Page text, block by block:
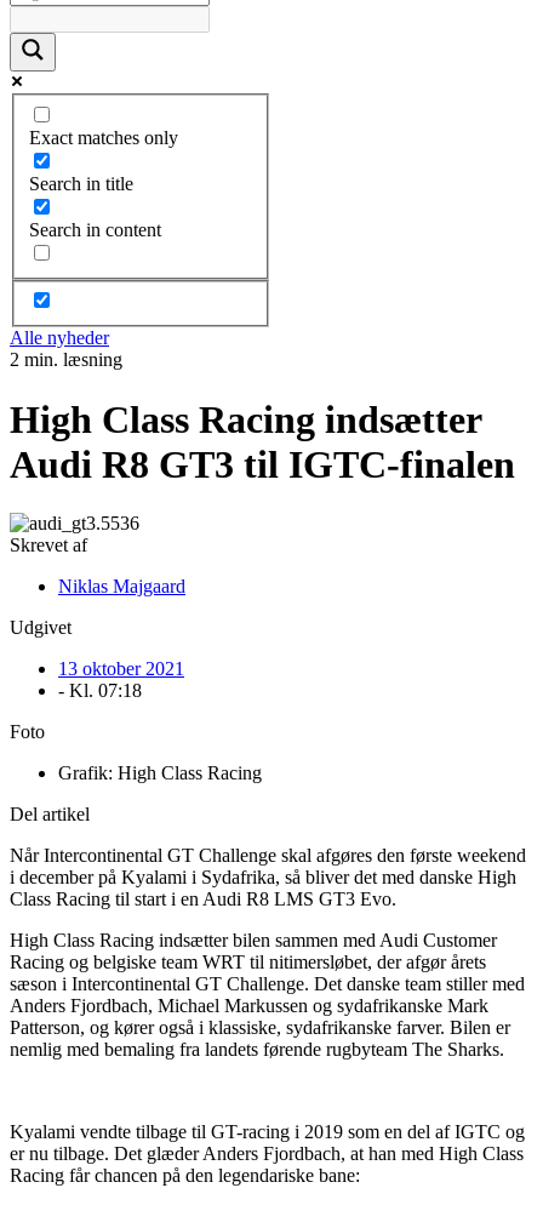
Exact matches only
Search in title
Search in content
Alle nyheder
2 min. læsning
High Class Racing indsætter
Audi R8 GT3 til IGTC-finalen
Skrevet af
Niklas Majgaard
Udgivet
13 oktober 2021
- Kl. 07:18
Foto
Grafik: High Class Racing
Del artikel
Når Intercontinental GT Challenge skal afgøres den første weekend
i december på Kyalami i Sydafrika, så bliver det med danske High
Class Racing til start i en Audi R8 LMS GT3 Evo.
High Class Racing indsætter bilen sammen med Audi Customer
Racing og belgiske team WRT til nitimersløbet, der afgør årets
sæson i Intercontinental GT Challenge. Det danske team stiller med
Anders Fjordbach, Michael Markussen og sydafrikanske Mark
Patterson, og kører også i klassiske, sydafrikanske farver. Bilen er
nemlig med bemaling fra landets førende rugbyteam The Sharks.
Kyalami vendte tilbage til GT-racing i 2019 som en del af IGTC og
er nu tilbage. Det glæder Anders Fjordbach, at han med High Class
Racing får chancen på den legendariske bane: